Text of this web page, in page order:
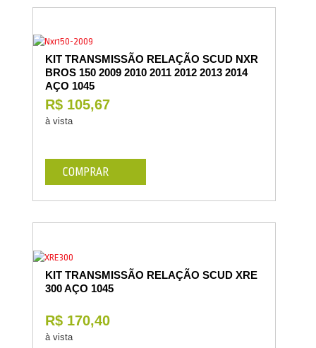
KIT TRANSMISSÃO RELAÇÃO SCUD NXR
BROS 150 2009 2010 2011 2012 2013 2014
AÇO 1045
R$ 105,67
à vista
COMPRAR
KIT TRANSMISSÃO RELAÇÃO SCUD XRE
300 AÇO 1045
R$ 170,40
à vista